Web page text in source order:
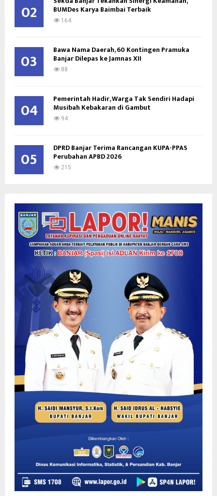
02 BUMDes Karya Baimbai Terbaik
164
03 Bawa Nama Daerah, 60 Kontingen Pramuka
Banjar Dilepas ke Jamnas XII
88
04 Pemerintah Hadir, Warga Tak Sendiri Hadapi
Musibah Kebakaran di Gambut
94
05 DPRD Banjar Terima Rancangan KUPA-PPAS
Perubahan APBD 2026
215